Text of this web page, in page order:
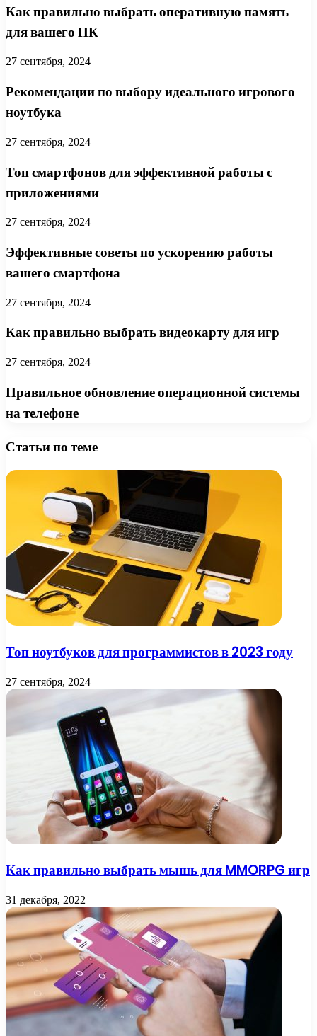
Как правильно выбрать оперативную память
для вашего ПК
27 сентября, 2024
Рекомендации по выбору идеального игрового
ноутбука
27 сентября, 2024
Топ смартфонов для эффективной работы с
приложениями
27 сентября, 2024
Эффективные советы по ускорению работы
вашего смартфона
27 сентября, 2024
Как правильно выбрать видеокарту для игр
27 сентября, 2024
Правильное обновление операционной системы
на телефоне
Статьи по теме
Топ ноутбуков для программистов в 2023 году
27 сентября, 2024
Как правильно выбрать мышь для MMORPG игр
31 декабря, 2022